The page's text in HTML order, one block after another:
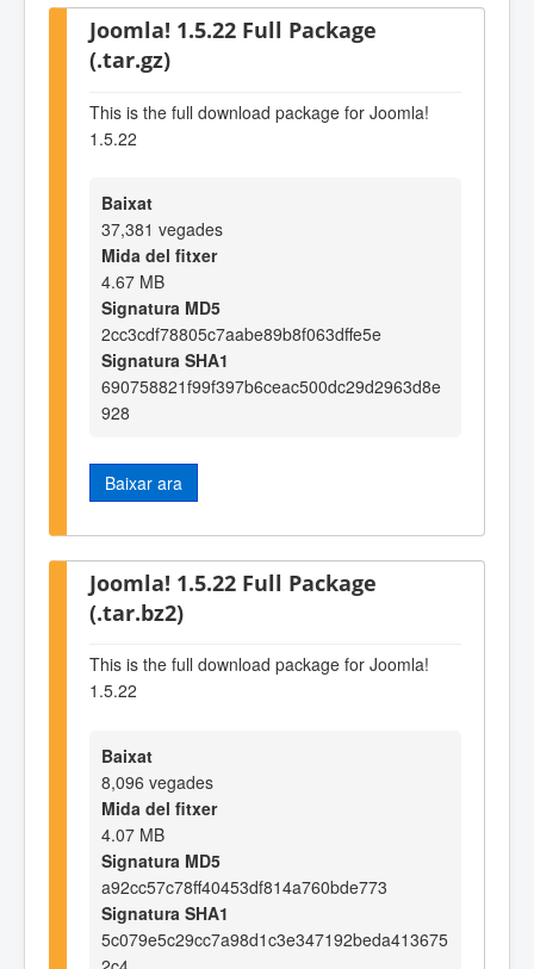
Joomla! 1.5.22 Full Package
(.tar.gz)
This is the full download package for Joomla!
1.5.22
Baixat
37,381 vegades
Mida del fitxer
4.67 MB
Signatura MD5
2cc3cdf78805c7aabe89b8f063dffe5e
Signatura SHA1
690758821f99f397b6ceac500dc29d2963d8e
928
Baixar ara
Joomla! 1.5.22 Full Package
(.tar.bz2)
This is the full download package for Joomla!
1.5.22
Baixat
8,096 vegades
Mida del fitxer
4.07 MB
Signatura MD5
a92cc57c78ff40453df814a760bde773
Signatura SHA1
5c079e5c29cc7a98d1c3e347192beda413675